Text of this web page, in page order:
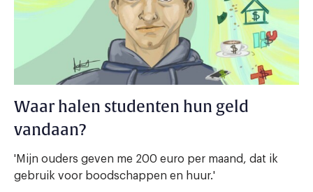
Waar halen studenten hun geld
vandaan?
'Mijn ouders geven me 200 euro per maand, dat ik
gebruik voor boodschappen en huur.'